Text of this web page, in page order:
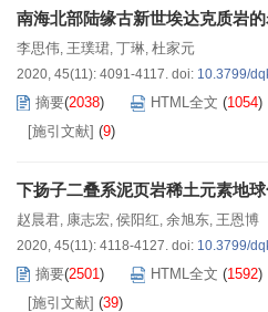
南海北部陆缘古新世埃达克质岩
李思伟, 王璞珺, 丁琳, 杜家元
2020, 45(11): 4091-4117. doi: 10.3799/
摘要(2038) HTML全文 (1054)
[施引文献] (9)
下扬子二叠系泥页岩稀土元素地
赵晨君, 康志宏, 侯阳红, 余旭东, 王恩博
2020, 45(11): 4118-4127. doi: 10.3799/
摘要(2501) HTML全文 (1592)
[施引文献] (39)